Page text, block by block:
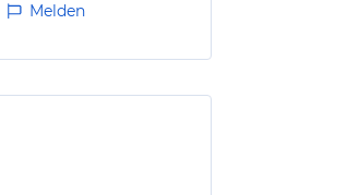
Melden